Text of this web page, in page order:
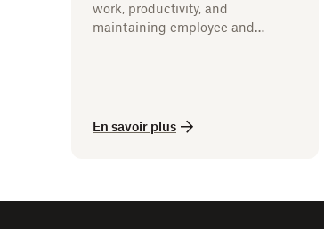
work, productivity, and
maintaining employee and
En savoir plus